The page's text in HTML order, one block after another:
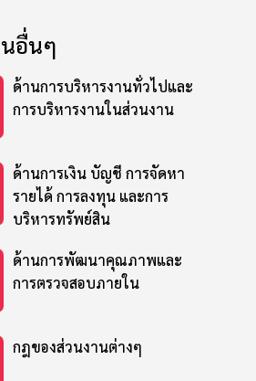
อื่นๆ
ด้านการบริหารงานทั่วไปและ
การบริหารงานในส่วนงาน
ด้านการเงิน บัญชี การจัดหา
รายได้ การลงทุน และการ
บริหารทรัพย์สิน
ด้านการพัฒนาคุณภาพและ
การตรวจสอบภายใน
กฎของส่วนงานต่างๆ